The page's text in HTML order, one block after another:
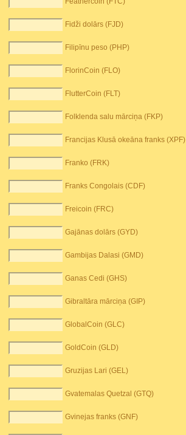
Fidži dolārs (FJD)
Filipīnu peso (PHP)
FlorinCoin (FLO)
FlutterCoin (FLT)
Folklenda salu mārciņa (FKP)
Francijas Klusā okeāna franks (XPF)
Franko (FRK)
Franks Congolais (CDF)
Freicoin (FRC)
Gajānas dolārs (GYD)
Gambijas Dalasi (GMD)
Ganas Cedi (GHS)
Gibraltāra mārciņa (GIP)
GlobalCoin (GLC)
GoldCoin (GLD)
Gruzijas Lari (GEL)
Gvatemalas Quetzal (GTQ)
Gvinejas franks (GNF)